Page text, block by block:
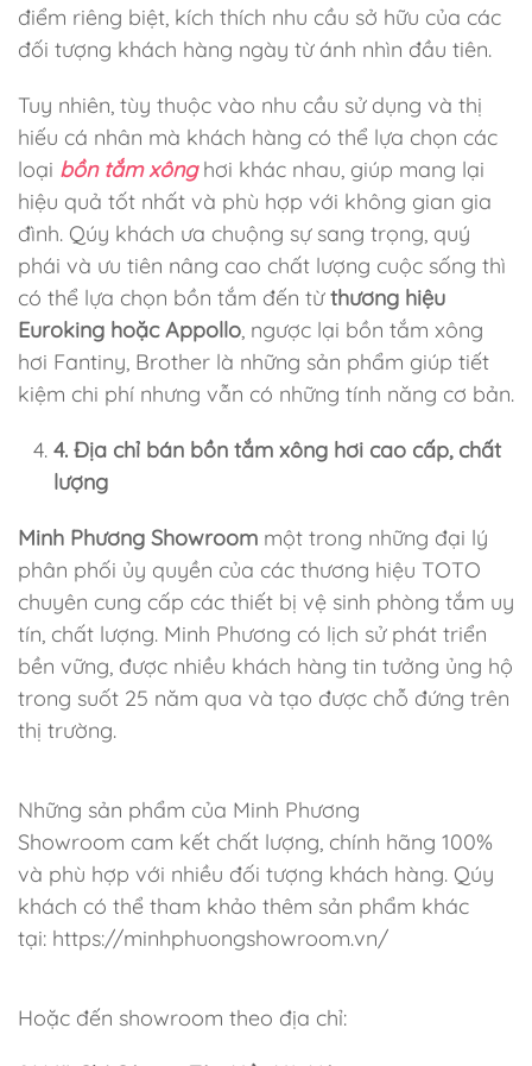
điểm riêng biệt, kích thích nhu cầu sở hữu của các
đối tượng khách hàng ngày từ ánh nhìn đầu tiên.
Tuy nhiên, tùy thuộc vào nhu cầu sử dụng và thị
hiếu cá nhân mà khách hàng có thể lựa chọn các
loại bồn tắm xônghơi khác nhau, giúp mang lại
hiệu quả tốt nhất và phù hợp với không gian gia
đình. Qúy khách ưa chuộng sự sang trọng, quý
phái và ưu tiên nâng cao chất lượng cuộc sống thì
có thể lựa chọn bồn tắm đến từthương hiệu
Euroking hoặc Appollo, ngược lại bồn tắm xông
hơi Fantiny, Brother là những sản phẩm giúp tiết
kiệm chi phí nhưng vẫn có những tính năng cơ bản.
4. Địa chỉ bán bồn tắm xông hơi cao cấp, chất
lượng
Minh Phương Showroom một trong những đại lý
phân phối ủy quyền của các thương hiệu TOTO
chuyên cung cấp các thiết bị vệ sinh phòng tắm uy
tín, chất lượng. Minh Phương có lịch sử phát triển
bền vững, được nhiều khách hàng tin tưởng ủng hộ
trong suốt 25 năm qua và tạo được chỗ đứng trên
thị trường.
Những sản phẩm của Minh Phương
Showroom cam kết chất lượng, chính hãng 100%
và phù hợp với nhiều đối tượng khách hàng. Qúy
khách có thể tham khảo thêm sản phẩm khác
tại: https://minhphuongshowroom.vn/
Hoặc đến showroom theo địa chỉ: